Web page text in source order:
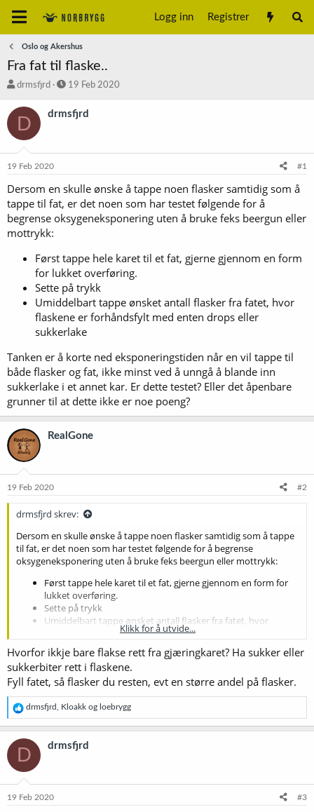
Logg inn Registrer
Oslo og Akershus
Fra fat til flaske..
T
å
t
r
drmsfjrd
S
a
o
19 Feb 2020
D drmsfjrd
19 Feb 2020 #1
Dersom en skulle ønske å tappe noen flasker samtidig som å
tappe til fat, er det noen som har testet følgende for å
begrense oksygeneksponering uten å bruke feks beergun eller
mottrykk:
Først tappe hele karet til et fat, gjerne gjennom en form
for lukket overføring.
Sette på trykk
Umiddelbart tappe ønsket antall flasker fra fatet, hvor
flaskene er forhåndsfylt med enten drops eller
sukkerlake
Tanken er å korte ned eksponeringstiden når en vil tappe til
både flasker og fat, ikke minst ved å unngå å blande inn
sukkerlake i et annet kar. Er dette testet? Eller det åpenbare
grunner til at dette ikke er noe poeng?
RealGone
19 Feb 2020 #2
drmsfjrd skrev:
Dersom en skulle ønske å tappe noen flasker samtidig som å tappe
til fat, er det noen som har testet følgende for å begrense
oksygeneksponering uten å bruke feks beergun eller mottrykk:
Først tappe hele karet til et fat, gjerne gjennom en form for
lukket overføring.
Sette på trykk
Umiddelbart tappe ønsket antall flasker fra fatet, hvor
flaskene er forhåndsfylt med enten drops eller sukkerlake
Tanken er å korte ned eksponeringstiden når en vil tappe til både
flasker og fat, ikke minst ved å unngå å blande inn sukkerlake i et
annet kar. Er dette testet? Eller det åpenbare grunner til at dette
Klikk for å utvide...
Hvorfor ikkje bare flakse rett fra gjæringkaret? Ha sukker eller
sukkerbiter rett i flaskene.
Fyll fatet, så flasker du resten, evt en større andel på flasker.
R
e
a
k
s
j
o
e
drmsfjrd Kloakk og loebrygg
D drmsfjrd
19 Feb 2020 #3